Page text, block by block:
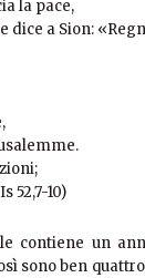
la pace,
dice a Sion:
52,7-10)
contiene un
sono ben